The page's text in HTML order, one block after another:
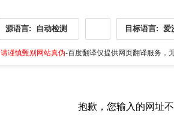
源语言: 自动检测 目标语言: 爱
请谨慎甄别网站真伪-百度翻译仅提供网页翻译服务，